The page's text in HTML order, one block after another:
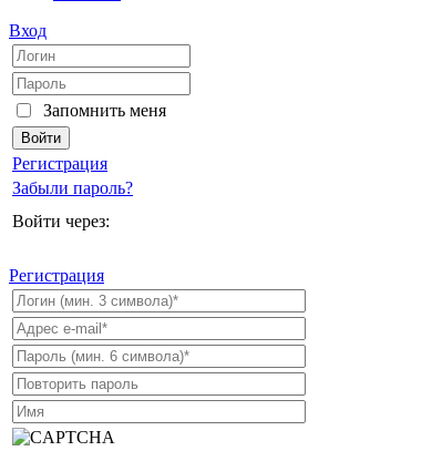
Вход
Запомнить меня
Регистрация
Забыли пароль?
Войти через:
Регистрация